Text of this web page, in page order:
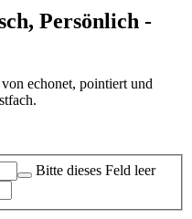
Persönlich -
echonet, pointiert und
Bitte dieses Feld leer